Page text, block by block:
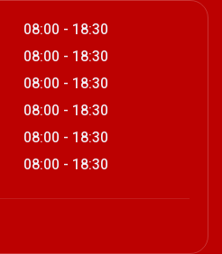
08:00 - 18:30
08:00 - 18:30
08:00 - 18:30
08:00 - 18:30
08:00 - 18:30
08:00 - 18:30